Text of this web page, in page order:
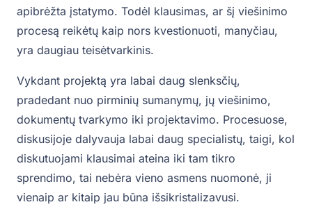
apibrėžta įstatymo. Todėl klausimas, ar šį viešinimo
procesą reikėtų kaip nors kvestionuoti, manyčiau,
yra daugiau teisėtvarkinis.
Vykdant projektą yra labai daug slenksčių,
pradedant nuo pirminių sumanymų, jų viešinimo,
dokumentų tvarkymo iki projektavimo. Procesuose,
diskusijoje dalyvauja labai daug specialistų, taigi, kol
diskutuojami klausimai ateina iki tam tikro
sprendimo, tai nebėra vieno asmens nuomonė, ji
vienaip ar kitaip jau būna išsikristalizavusi.